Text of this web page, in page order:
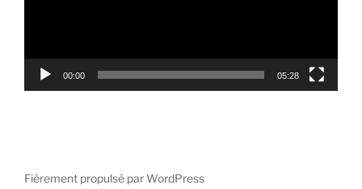
00:00 05:28
Fièrement propulsé par WordPress